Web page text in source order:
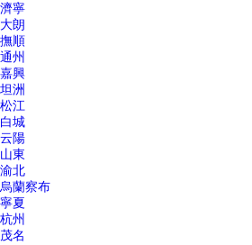
濟寧
大朗
撫順
通州
嘉興
坦洲
松江
白城
云陽
山東
渝北
烏蘭察布
寧夏
杭州
茂名